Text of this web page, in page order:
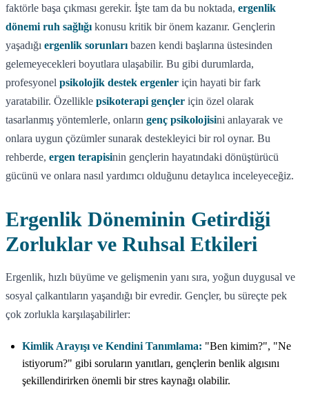
faktörle başa çıkması gerekir. İşte tam da bu noktada, ergenlik
dönemi ruh sağlığı konusu kritik bir önem kazanır. Gençlerin
yaşadığı ergenlik sorunları bazen kendi başlarına üstesinden
gelemeyecekleri boyutlara ulaşabilir. Bu gibi durumlarda,
profesyonel psikolojik destek ergenler için hayati bir fark
yaratabilir. Özellikle psikoterapi gençler için özel olarak
tasarlanmış yöntemlerle, onların genç psikolojisini anlayarak ve
onlara uygun çözümler sunarak destekleyici bir rol oynar. Bu
rehberde, ergen terapisinin gençlerin hayatındaki dönüştürücü
gücünü ve onlara nasıl yardımcı olduğunu detaylıca inceleyeceğiz.
Ergenlik Döneminin Getirdiği
Zorluklar ve Ruhsal Etkileri
Ergenlik, hızlı büyüme ve gelişmenin yanı sıra, yoğun duygusal ve
sosyal çalkantıların yaşandığı bir evredir. Gençler, bu süreçte pek
çok zorlukla karşılaşabilirler:
Kimlik Arayışı ve Kendini Tanımlama: "Ben kimim?", "Ne
istiyorum?" gibi soruların yanıtları, gençlerin benlik algısını
şekillendirirken önemli bir stres kaynağı olabilir.